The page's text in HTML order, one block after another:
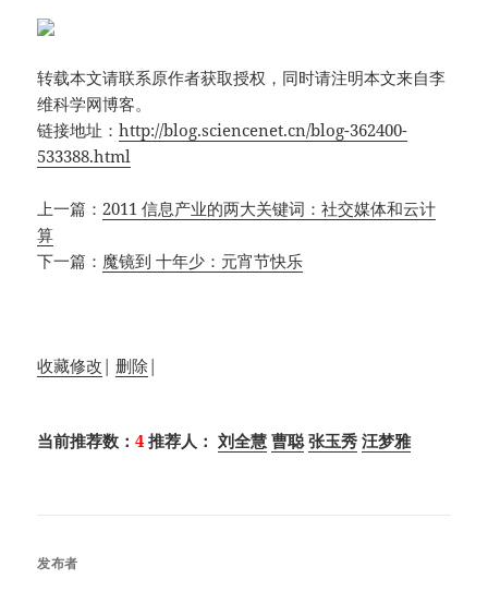
转载本文请联系原作者获取授权，同时请注明本文来自李
维科学网博客。
链接地址：http://blog.sciencenet.cn/blog-362400-
533388.html
上一篇：2011 信息产业的两大关键词：社交媒体和云计
算
下一篇： 魔镜到 十年少：元宵节快乐
收藏修改 | 删除|
当前推荐数：4 推荐人： 刘全慧 曹聪 张玉秀 汪梦雅
发布者